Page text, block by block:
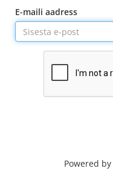
E-maili aadress
Powered by